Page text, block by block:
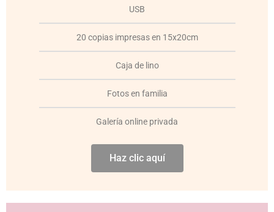
USB
20 copias impresas en 15x20cm
Caja de lino
Fotos en familia
Galería online privada
Haz clic aquí